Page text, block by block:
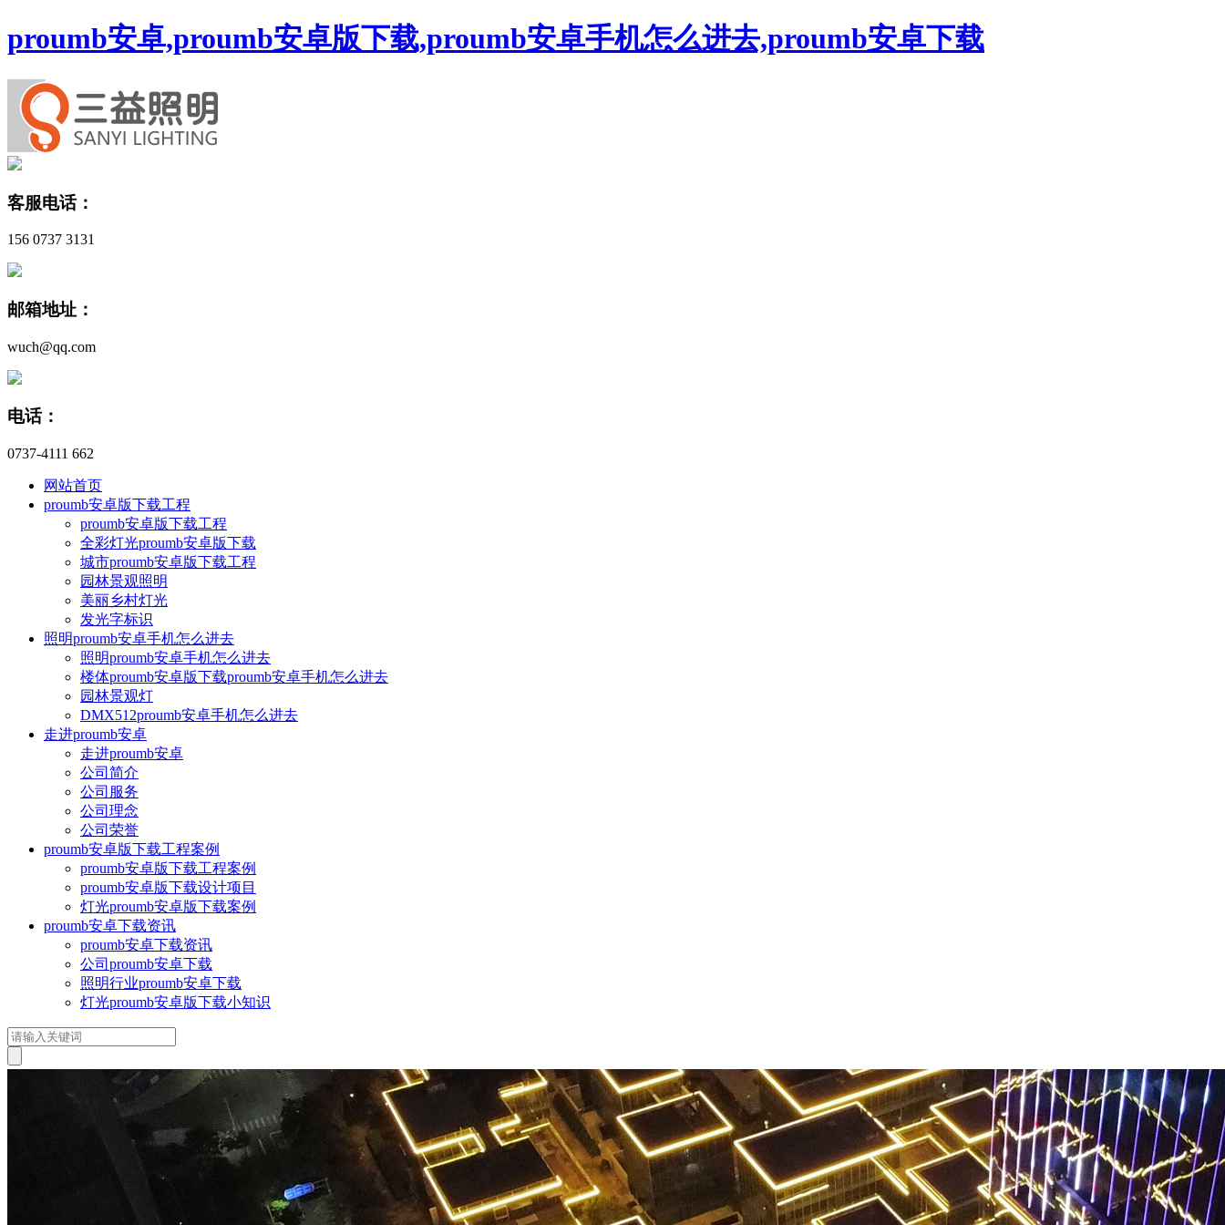
proumb安卓,proumb安卓版下载,proumb安卓手机怎么进去,proumb安卓下载
客服电话：
156 0737 3131
邮箱地址：
wuch@qq.com
电话：
0737-4111 662
网站首页
proumb安卓版下载工程
proumb安卓版下载工程
全彩灯光proumb安卓版下载
城市proumb安卓版下载工程
园林景观照明
美丽乡村灯光
发光字标识
照明proumb安卓手机怎么进去
照明proumb安卓手机怎么进去
楼体proumb安卓版下载proumb安卓手机怎么进去
园林景观灯
DMX512proumb安卓手机怎么进去
走进proumb安卓
走进proumb安卓
公司简介
公司服务
公司理念
公司荣誉
proumb安卓版下载工程案例
proumb安卓版下载工程案例
proumb安卓版下载设计项目
灯光proumb安卓版下载案例
proumb安卓下载资讯
proumb安卓下载资讯
公司proumb安卓下载
照明行业proumb安卓下载
灯光proumb安卓版下载小知识